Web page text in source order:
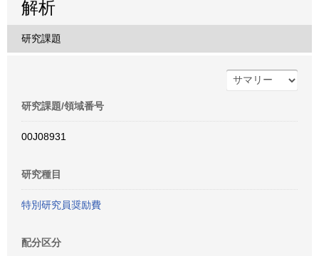
解析
研究課題
研究課題/領域番号
00J08931
研究種目
特別研究員奨励費
配分区分